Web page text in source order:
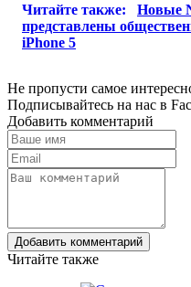
Читайте также:
Новые
представлены
iPhone 5
Не пропусти самое
Подписывайтесь на нас в
Добавить комментарий
Добавить комментарий
Читайте также